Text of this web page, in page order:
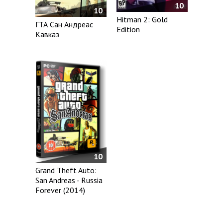
10
ГТА Сан Андреас
Кавказ
10
Hitman 2: Gold
Edition
10
Grand Theft Auto:
San Andreas - Russia
Forever (2014)